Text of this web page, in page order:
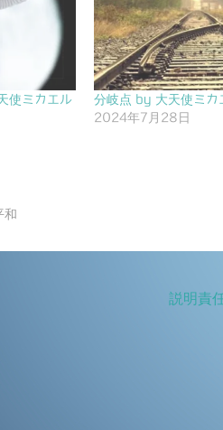
使ミカエル
分岐点 by 大天使ミカ
2024年7月28日
和
説明責